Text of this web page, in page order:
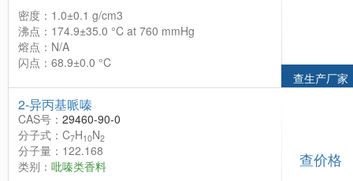
密度：1.0±0.1 g/cm3
沸点：174.9±35.0 °C at 760 mmHg
熔点：N/A
闪点：68.9±0.0 °C
查生产厂家
2-异丙基哌嗪
CAS号： 29460-90-0
分子式：C7H10N2
分子量：122.168
类别： 吡嗪类香料
查价格